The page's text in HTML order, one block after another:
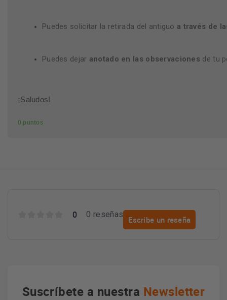
Puedes solicitar la retirada del antiguo a través de
Puedes dejar anotado en las observaciones de tu
¡Saludos!
0 puntos
0 0 reseñas
Escribe un reseña
Suscríbete a nuestra Newsletter